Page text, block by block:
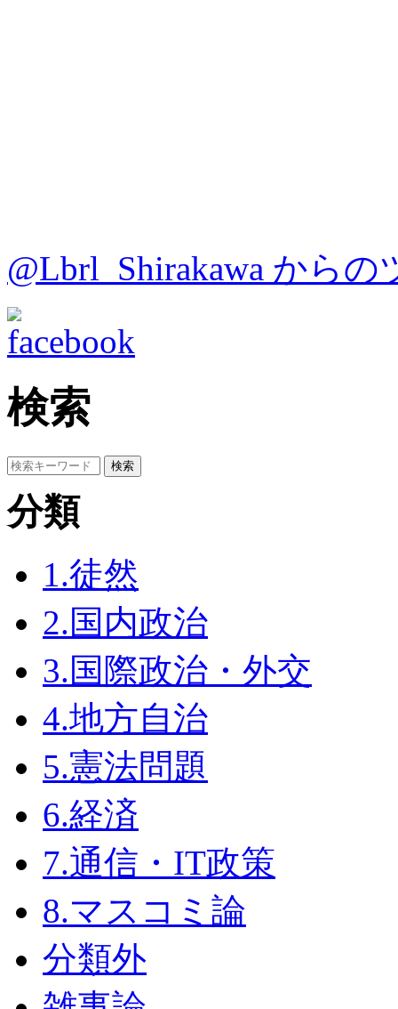
@Lbrl_Shirakawa からの
検索
分類
1.徒然
2.国内政治
3.国際政治・外交
4.地方自治
5.憲法問題
6.経済
7.通信・IT政策
8.マスコミ論
分類外